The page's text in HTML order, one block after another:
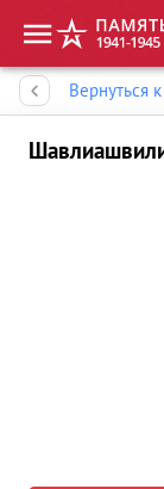
Вернуться
Память народа